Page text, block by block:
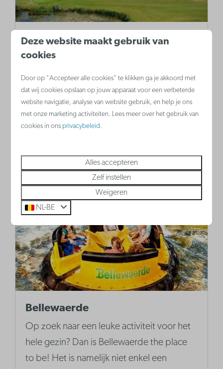
Westgolf
Westgolf is een sfeervolle club met een
uitdagende 9-holesbaan, geschikt voor
zowel beginners als gevorderden. Ideaal
voor een sportieve dag in een ontspannen
sfeer.
Bellewaerde
Op zoek naar een leuke activiteit voor het
hele gezin? Dan is Bellewaerde the place
to be! Het is namelijk niet enkel een
Deze website maakt gebruik van
cookies
Door op "Accepteer alle cookies" te klikken ga je akkoord met
dat wij cookies opslaan op jouw apparaat voor een verbeterde
website navigatie, analyse van website gebruik, en help je ons
met onze marketing activiteiten. Lees meer over het gebruik van
cookies in ons privacybeleid.
Alles accepteren
Zelf instellen
Weigeren
NL-BE